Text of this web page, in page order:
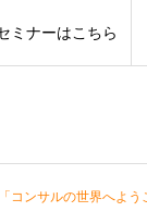
ミナーはこちら
「コンサルの世界へよ